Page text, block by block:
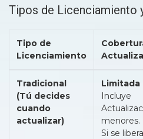
Tipos de Licenciamiento
Tipo de
Licenciamiento
Tradicional
(Tú decides
cuando
actualizar)
Limitada
Incluye
menores.
Si se